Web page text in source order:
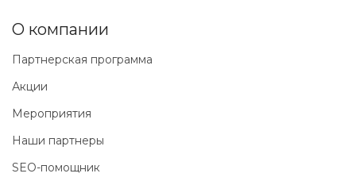
О компании
Партнерская программа
Акции
Мероприятия
Наши партнеры
SEO-помощник